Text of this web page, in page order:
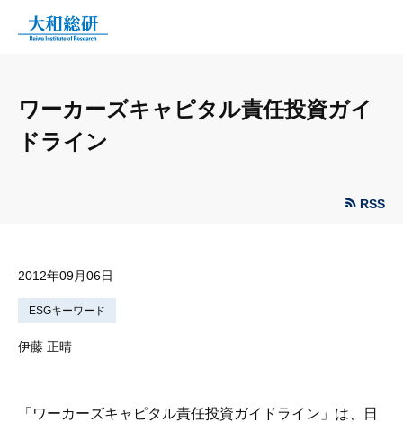
ワーカーズキャピタル責任投資ガイ
ドライン
RSS
2012年09月06日
ESGキーワード
伊藤 正晴
「ワーカーズキャピタル責任投資ガイドライン」は、日